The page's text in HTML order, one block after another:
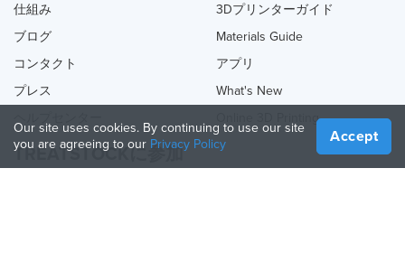
仕組み
ブログ
コンタクト
プレス
3Dプリンターガイド
Materials Guide
アプリ
What's New
Online 3D Printing
TREATSTOCKに参加
Our site uses cookies. By continuing to use our site
you are agreeing to our Privacy Policy Accept